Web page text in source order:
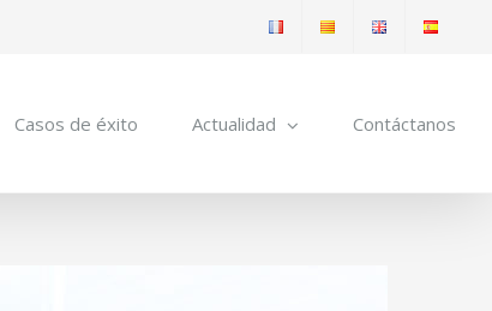
Casos de éxito Actualidad Contáctanos